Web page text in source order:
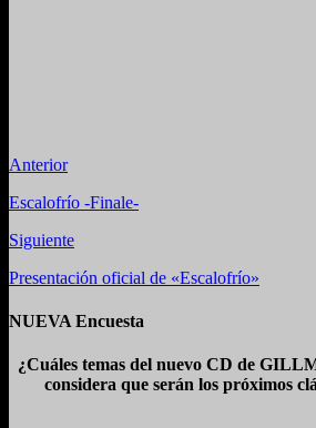
Anterior
Escalofrío -Finale-
Siguiente
Presentación oficial de «Escalofrío»
NUEVA Encuesta
¿Cuáles temas del nuevo CD de
considera que serán los próximos